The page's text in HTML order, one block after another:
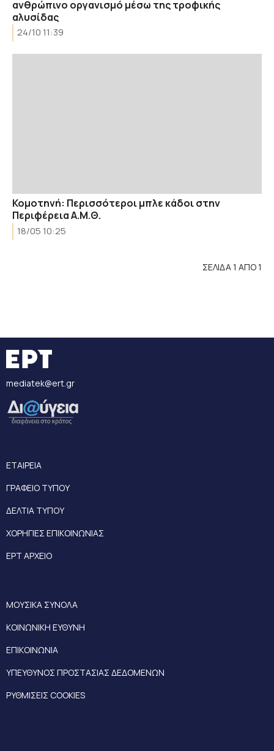
ανθρώπινο οργανισμό μέσω της τροφικής
αλυσίδας
24/10 11:39
Κομοτηνή: Περισσότεροι μπλε κάδοι στην
Περιφέρεια Α.Μ.Θ.
18/05 10:25
ΣΕΛΙΔΑ 1 ΑΠΟ 1
mediatek@ert.gr
ΕΤΑΙΡΕΙΑ
ΓΡΑΦΕΙΟ ΤΥΠΟΥ
ΔΕΛΤΙΑ ΤΥΠΟΥ
ΧΟΡΗΓΙΕΣ ΕΠΙΚΟΙΝΩΝΙΑΣ
ΕΡΤ ΑΡΧΕΙΟ
ΜΟΥΣΙΚΑ ΣΥΝΟΛΑ
ΚΟΙΝΩΝΙΚΗ ΕΥΘΥΝΗ
ΕΠΙΚΟΙΝΩΝΙΑ
ΥΠΕΥΘΥΝΟΣ ΠΡΟΣΤΑΣΙΑΣ ΔΕΔΟΜΕΝΩΝ
ΡΥΘΜΙΣΕΙΣ COOKIES